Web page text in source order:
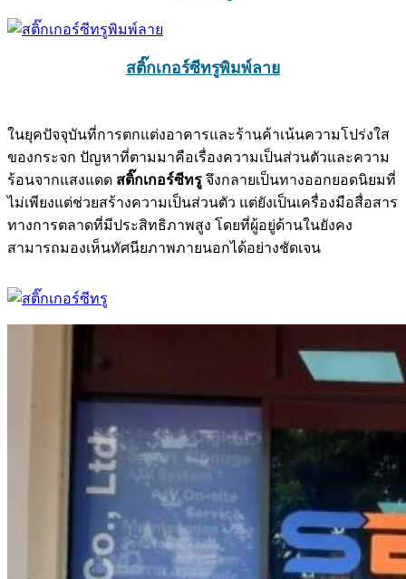
สติ๊กเกอร์ซีทรูพิมพ์ลาย
ในยุคปัจจุบันที่การตกแต่งอาคารและร้านค้าเน้นความโปร่งใส
ของกระจก ปัญหาที่ตามมาคือเรื่องความเป็นส่วนตัวและความ
ร้อนจากแสงแดด สติ๊กเกอร์ซีทรู จึงกลายเป็นทางออกยอดนิยมที่
ไม่เพียงแต่ช่วยสร้างความเป็นส่วนตัว แต่ยังเป็นเครื่องมือสื่อสาร
ทางการตลาดที่มีประสิทธิภาพสูง โดยที่ผู้อยู่ด้านในยังคง
สามารถมองเห็นทัศนียภาพภายนอกได้อย่างชัดเจน